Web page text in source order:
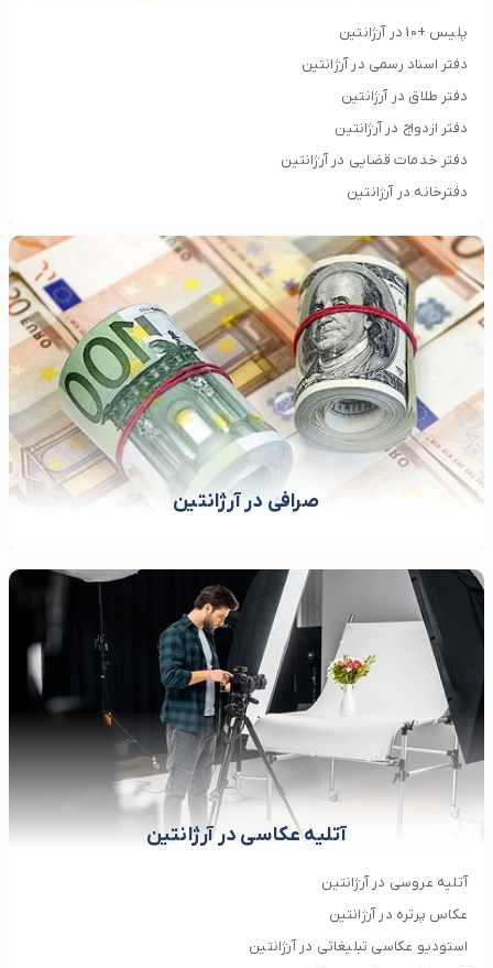
پلیس +10 در آرژانتین
دفتر اسناد رسمی در آرژانتین
دفتر طلاق در آرژانتین
دفتر ازدواج در آرژانتین
دفتر خدمات قضایی در آرژانتین
دفترخانه در آرژانتین
صرافی در آرژانتین
آتلیه عکاسی در آرژانتین
آتلیه عروسی در آرژانتین
عکاس پرتره در آرژانتین
استودیو عکاسی تبلیغاتی در آرژانتین